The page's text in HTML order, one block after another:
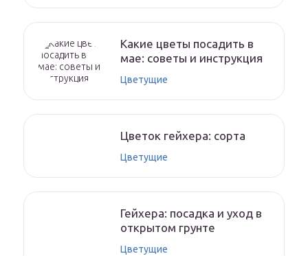
Какие цветы посадить в
мае: советы и инструкция
Цветущие
Цветок гейхера: сорта
Цветущие
Гейхера: посадка и уход в
открытом грунте
Цветущие